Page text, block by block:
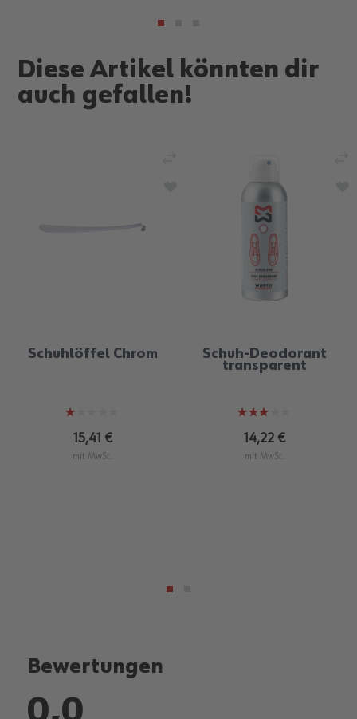
Diese Artikel könnten dir
auch gefallen!
Schuhlöffel Chrom
Bewertung:
20%
15,41 €
mit MwSt.
Schuh-Deodorant
transparent
Bewertung:
60%
14,22 €
mit MwSt.
Bewertungen